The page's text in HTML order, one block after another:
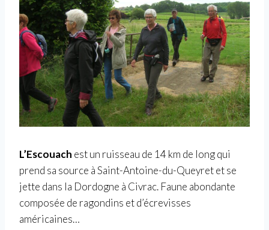
L’Escouach est un ruisseau de 14 km de long qui
prend sa source à Saint-Antoine-du-Queyret et se
jette dans la Dordogne à Civrac. Faune abondante
composée de ragondins et d’écrevisses
américaines…